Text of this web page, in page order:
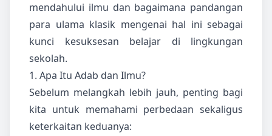
mendahului ilmu dan bagaimana pandangan
para ulama klasik mengenai hal ini sebagai
kunci kesuksesan belajar di lingkungan
sekolah.
1. Apa Itu Adab dan Ilmu?
Sebelum melangkah lebih jauh, penting bagi
kita untuk memahami perbedaan sekaligus
keterkaitan keduanya: